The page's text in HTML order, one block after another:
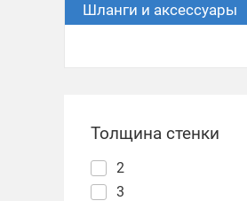
Шланги и аксессуары
Толщина стенки
2
3